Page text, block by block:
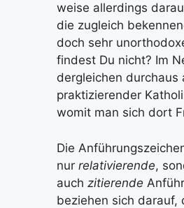
weise allerdings
die zugleich
doch sehr
findest Du nicht? Im
dergleichen durchaus
praktizierender
womit man sich dort
Die
nur relativierende,
auch zitierende
beziehen sich darauf,